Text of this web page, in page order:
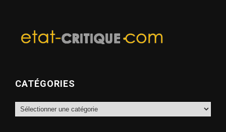
CATÉGORIES
Catégories